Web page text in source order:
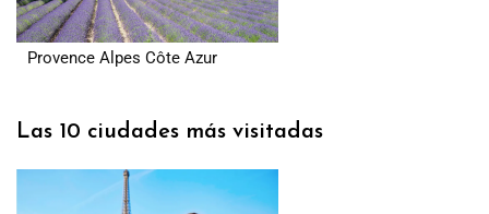
Provence Alpes Côte Azur
Las 10 ciudades más visitadas